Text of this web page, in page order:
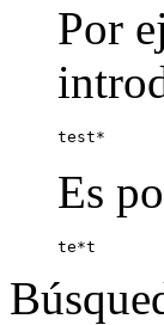
Por
test*
Es
te*t